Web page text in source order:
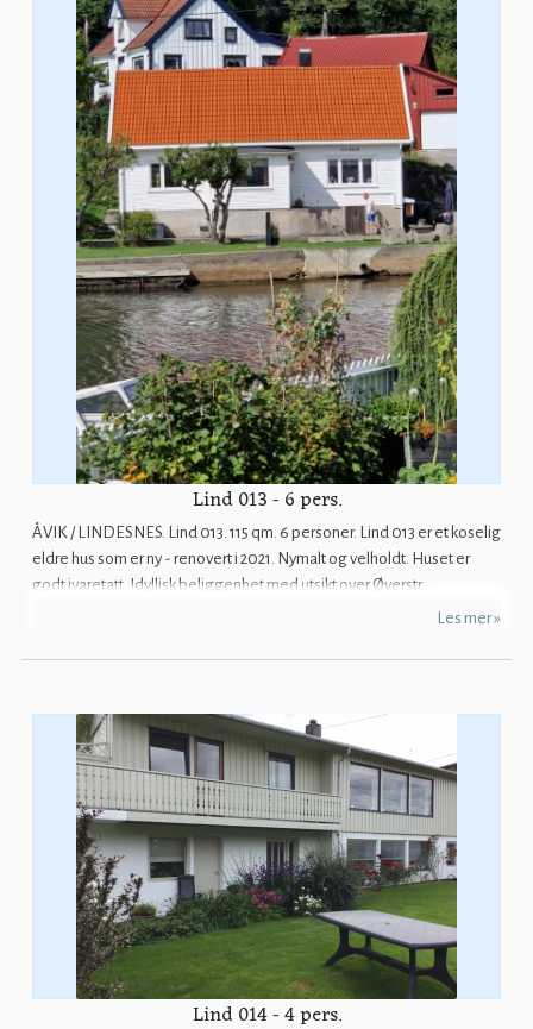
Lind 013 - 6 pers.
ÅVIK / LINDESNES. Lind 013. 115 qm. 6 personer. Lind 013 er et koselig
eldre hus som er ny - renovert i 2021. Nymalt og velholdt. Huset er
godt ivaretatt. Idyllisk beliggenhet med utsikt over Øverstr...
Les mer »
Lind 014 - 4 pers.